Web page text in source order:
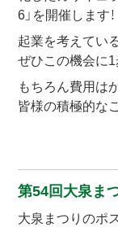
6」を開催します！
起業を考えてい
ぜひこの機会に
もちろん費用は
皆様の積極的な
第54回大泉ま
大泉まつりのポ